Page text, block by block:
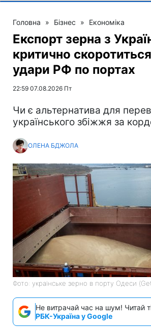
Головна » Бізнес » Економіка
Експорт зерна з
критично
удари РФ по портах
22:59 07.08.2026 Пт
Чи є альтернатива для
українського збіжжя за
ОЛЕНА БДЖОЛА
Фото: українське зерно в порту Одеси
Не витрачай час на шум! Читай
РБК-Україна у Google